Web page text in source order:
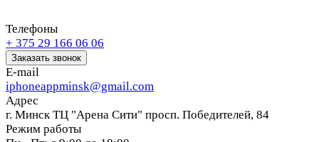
Телефоны
+ 375 29 166 06 06
Заказать звонок
E-mail
iphoneappminsk@gmail.com
Адрес
г. Минск ТЦ "Арена Сити" просп. Победителей, 84
Режим работы